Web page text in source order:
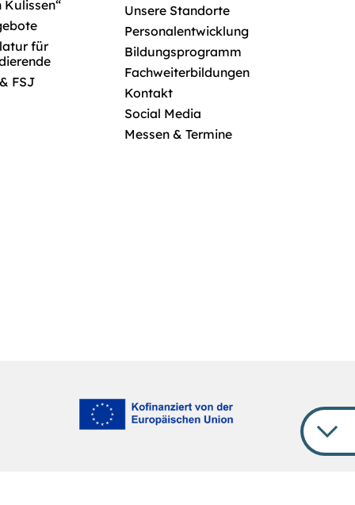
Kulissen“
für
FSJ
Unsere Standorte
Personalentwicklung
Bildungsprogramm
Fachweiterbildungen
Kontakt
Social Media
Messen & Termine